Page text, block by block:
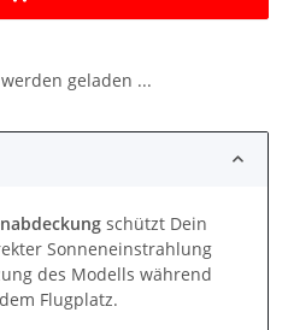
geladen ...
schützt Dein
Sonneneinstrahlung
des Modells während
Flugplatz.